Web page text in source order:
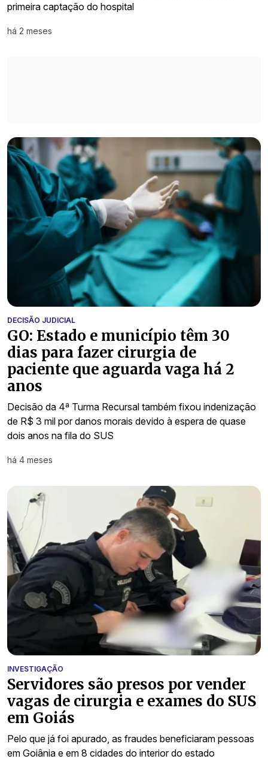
primeira captação do hospital
há 2 meses
DECISÃO JUDICIAL
GO: Estado e município têm 30
dias para fazer cirurgia de
paciente que aguarda vaga há 2
anos
Decisão da 4ª Turma Recursal também fixou indenização
de R$ 3 mil por danos morais devido à espera de quase
dois anos na fila do SUS
há 4 meses
INVESTIGAÇÃO
Servidores são presos por vender
vagas de cirurgia e exames do SUS
em Goiás
Pelo que já foi apurado, as fraudes beneficiaram pessoas
em Goiânia e em 8 cidades do interior do estado